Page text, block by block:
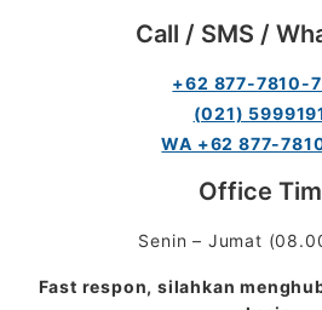
Call / SMS /
+62 877-7810-
(021)
WA +62 877-
Office
Senin – Jumat
Fast respon, silahkan